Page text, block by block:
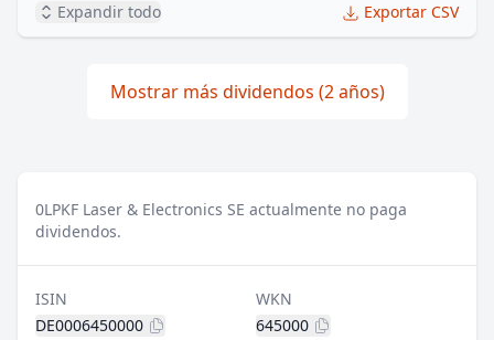
Expandir todo Exportar CSV
Mostrar más dividendos (2 años)
0LPKF Laser & Electronics SE actualmente no paga
dividendos.
ISIN
DE0006450000
WKN
645000